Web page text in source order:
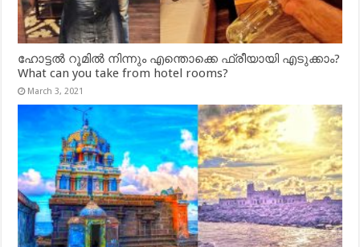
ഹോട്ടൽ റൂമിൽ നിന്നും എന്തൊക്കെ ഫ്രീയായി എടുക്കാം?
What can you take from hotel rooms?
March 3, 2021